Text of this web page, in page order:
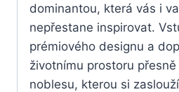
dominantou, která vás i
nepřestane inspirovat.
prémiového designu a
životnímu prostoru
noblesu, kterou si